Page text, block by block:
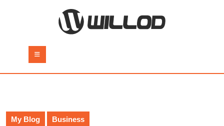
Button
My Blog Business